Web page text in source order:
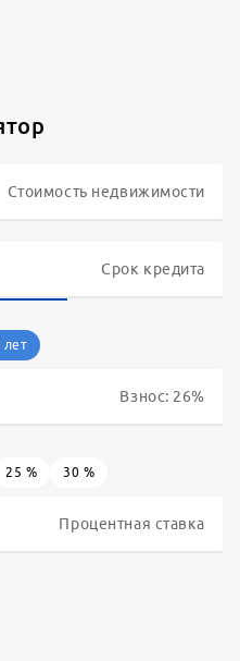
Стоимость недвижимости
Взнос: 26%
25 % 30 %
Срок кредита
лет
Процентная ставка